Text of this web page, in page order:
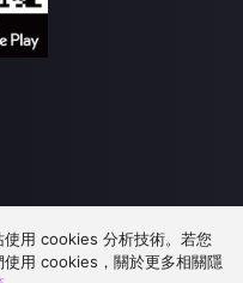
用 cookies 分析技術。若您
用 cookies，關於更多相關隱